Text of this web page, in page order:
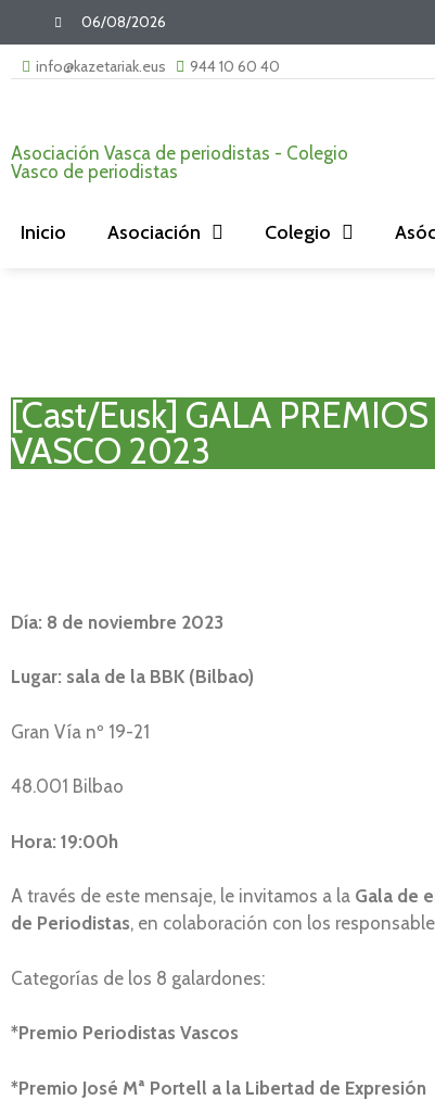
06/08/2026
info@kazetariak.eus 944 10 60 40
Asociación Vasca de periodistas - Colegio
Vasco de periodistas
Inicio Asociación Colegio
[Cast/Eusk] GALA
VASCO 2023
Día: 8 de noviembre 2023
Lugar: sala de la BBK (Bilbao)
Gran Vía nº 19-21
48.001 Bilbao
Hora: 19:00h
A través de este mensaje, le invitamos a la Gala de
de Periodistas, en colaboración con los
Categorías de los 8 galardones:
*Premio Periodistas Vascos
*Premio José Mª Portell a la Libertad de Expresión